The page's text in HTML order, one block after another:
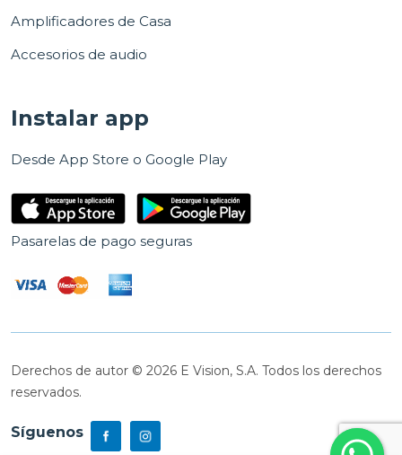
Amplificadores de Casa
Accesorios de audio
Instalar app
Desde App Store o Google Play
Pasarelas de pago seguras
Derechos de autor © 2026 E Vision, S.A. Todos los derechos
reservados.
Síguenos